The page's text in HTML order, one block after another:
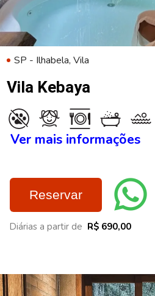
SP - Ilhabela, Vila
Vila Kebaya
Ver mais informações
Reservar
Diárias a partir de R$ 690,00